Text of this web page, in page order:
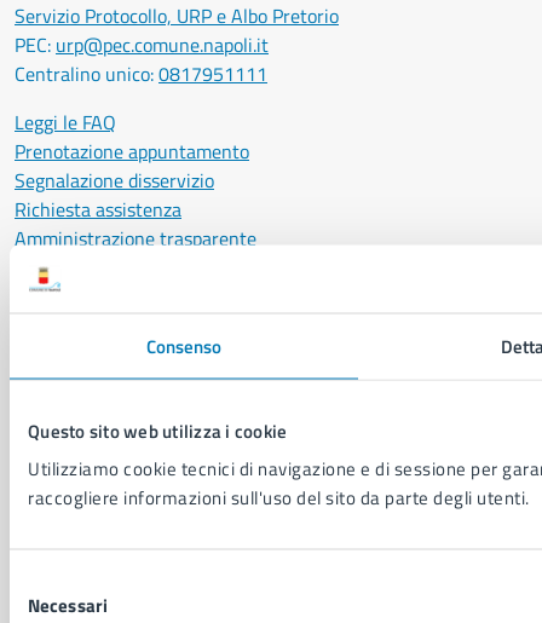
Consenso
Questo sito web utilizza i cookie
Utilizziamo cookie tecnici di navigazione e di sessione per
raccogliere informazioni sull'uso del sito da parte degli utenti.
delNecessari
Servizio Protocollo, URP e Albo Pretorio
PEC: urp@pec.comune.napoli.it
Centralino unico:0817951111
Leggi le FAQ
Prenotazione appuntamento
Segnalazione disservizio
Richiesta assistenza
Amministrazione trasparente
Informativa privacy
Cookie Policy
Notifica atti giudiziari
Segnalazione problemi di accessibilità
Piano di miglioramento del sito